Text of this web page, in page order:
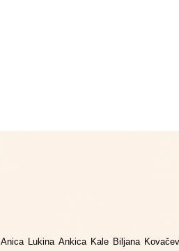
Anica Lukina Ankica Kale Biljana